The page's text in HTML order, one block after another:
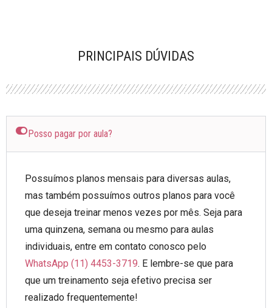
PRINCIPAIS DÚVIDAS
Posso pagar por aula?
Possuímos planos mensais para diversas aulas,
mas também possuímos outros planos para você
que deseja treinar menos vezes por mês. Seja para
uma quinzena, semana ou mesmo para aulas
individuais, entre em contato conosco pelo
WhatsApp (11) 4453-3719. E lembre-se que para
que um treinamento seja efetivo precisa ser
realizado frequentemente!